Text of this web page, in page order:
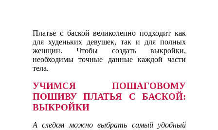
Платье с баской великолепно подходит как
для худеньких девушек, так и для полных
женщин. Чтобы создать выкройки,
необходимы точные данные каждой части
тела.
УЧИМСЯ ПОШАГОВОМУ
ПОШИВУ ПЛАТЬЯ С БАСКОЙ:
ВЫКРОЙКИ
А следом можно выбрать самый удобный